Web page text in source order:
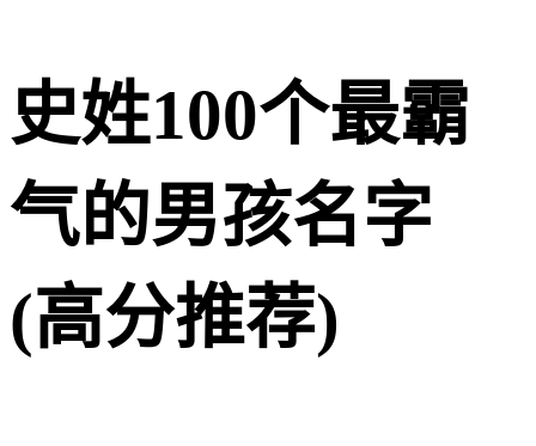
史姓100个最霸
气的男孩名字
(高分推荐)